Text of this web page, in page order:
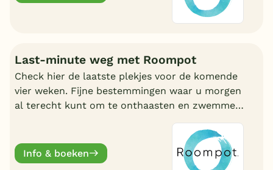
Last-minute weg met Roompot
Check hier de laatste plekjes voor de komende
vier weken. Fijne bestemmingen waar u morgen
al terecht kunt om te onthaasten en zwemmen.
Info & boeken